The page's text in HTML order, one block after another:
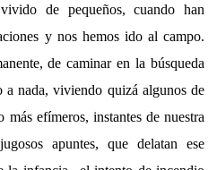
de pequeños, cuando han
y nos hemos ido al campo.
de caminar en la búsqueda
a nada, viviendo quizá algunos de
efímeros, instantes de nuestra
apuntes, que delatan ese